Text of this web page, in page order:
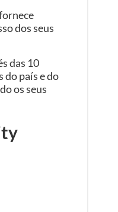
dos seus
das 10
do país e do
os seus